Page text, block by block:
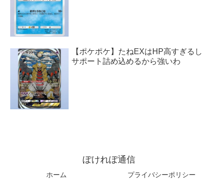
【ポケポケ】たねEXはHP高すぎるし
サポート詰め込めるから強いわ
ぽけれぽ通信
ホーム プライバシーポリシー